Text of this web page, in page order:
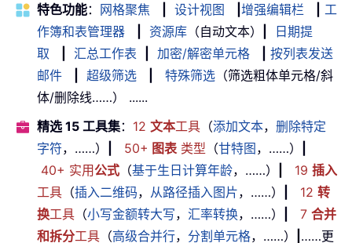
特色功能： 网格聚焦 设计视图 增强编辑栏
工
作簿和表管理器
资源库 （自动文本）
日期提
取
汇总工作表 加密/解密单元格
按列表发送
邮件
超级筛选 特殊筛选 （筛选粗体单元格/斜
体/删除线……） ......
精选 15 工具集： 12 文本工具 （添加文本， 删除特定
字符，……） 50+ 图表 类型 （甘特图，……）
40+ 实用公式 （基于生日计算年龄，……） 19 插入
工具 （插入二维码， 从路径插入图片，……） 12 转
换工具 （小写金额转大写， 汇率转换，……） 7 合并
和拆分工具 （高级合并行， 分割单元格，……）
……更